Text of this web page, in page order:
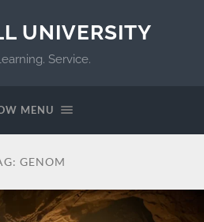
UNIVERSITY
Service.
MENU
GENOM